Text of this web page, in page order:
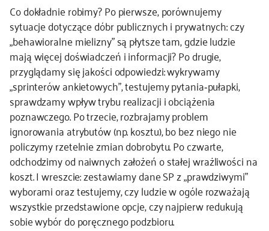
Co dokładnie robimy? Po pierwsze, porównujemy
sytuacje dotyczące dóbr publicznych i prywatnych: czy
„behawioralne mielizny” są płytsze tam, gdzie ludzie
mają więcej doświadczeń i informacji? Po drugie,
przyglądamy się jakości odpowiedzi: wykrywamy
„sprinterów ankietowych”, testujemy pytania‑pułapki,
sprawdzamy wpływ trybu realizacji i obciążenia
poznawczego. Po trzecie, rozbrajamy problem
ignorowania atrybutów (np. kosztu), bo bez niego nie
policzymy rzetelnie zmian dobrobytu. Po czwarte,
odchodzimy od naiwnych założeń o stałej wrażliwości na
koszt. I wreszcie: zestawiamy dane SP z „prawdziwymi”
wyborami oraz testujemy, czy ludzie w ogóle rozważają
wszystkie przedstawione opcje, czy najpierw redukują
sobie wybór do poręcznego podzbioru.